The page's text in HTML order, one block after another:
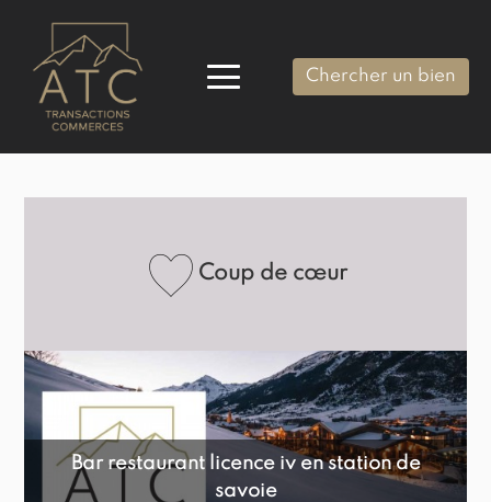
Chercher un bien
Coup de cœur
Bar restaurant licence iv en station de
savoie